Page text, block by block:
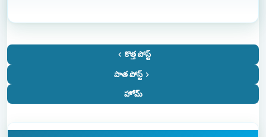
కొత్త పోస్ట్
పాత పోస్ట్
హోమ్